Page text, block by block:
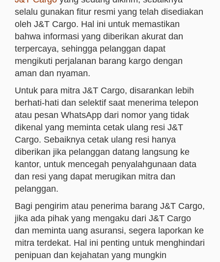
selalu gunakan fitur resmi yang telah disediakan
oleh J&T Cargo. Hal ini untuk memastikan
bahwa informasi yang diberikan akurat dan
terpercaya, sehingga pelanggan dapat
mengikuti perjalanan barang kargo dengan
aman dan nyaman.
Untuk para mitra J&T Cargo, disarankan lebih
berhati-hati dan selektif saat menerima telepon
atau pesan WhatsApp dari nomor yang tidak
dikenal yang meminta cetak ulang resi J&T
Cargo. Sebaiknya cetak ulang resi hanya
diberikan jika pelanggan datang langsung ke
kantor, untuk mencegah penyalahgunaan data
dan resi yang dapat merugikan mitra dan
pelanggan.
Bagi pengirim atau penerima barang J&T Cargo,
jika ada pihak yang mengaku dari J&T Cargo
dan meminta uang asuransi, segera laporkan ke
mitra terdekat. Hal ini penting untuk menghindari
penipuan dan kejahatan yang mungkin